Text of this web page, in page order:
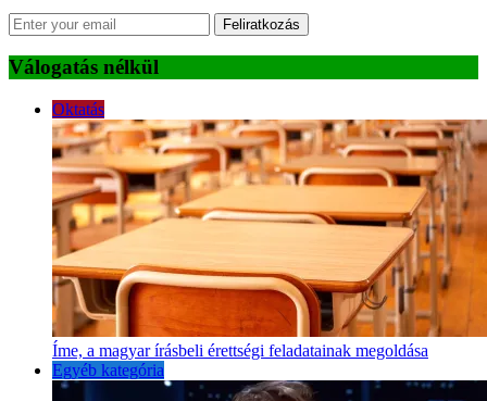
Feliratkozás
Válogatás nélkül
Oktatás
Íme, a magyar írásbeli érettségi feladatainak megoldása
Egyéb kategória